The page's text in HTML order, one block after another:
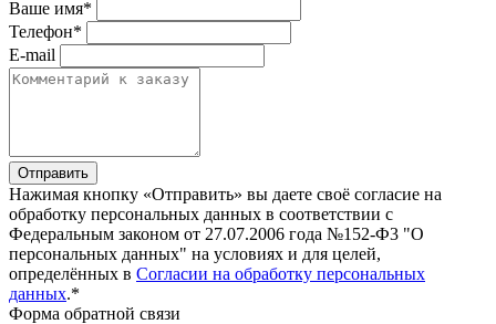
Ваше имя*
Телефон*
E-mail
Отправить
Нажимая кнопку «Отправить» вы даете своё согласие на
обработку персональных данных в соответствии с
Федеральным законом от 27.07.2006 года №152-Ф3 "О
персональных данных" на условиях и для целей,
определённых в Согласии на обработку персональных
данных.*
Форма обратной связи